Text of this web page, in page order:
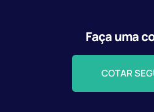
Faça uma
COTAR